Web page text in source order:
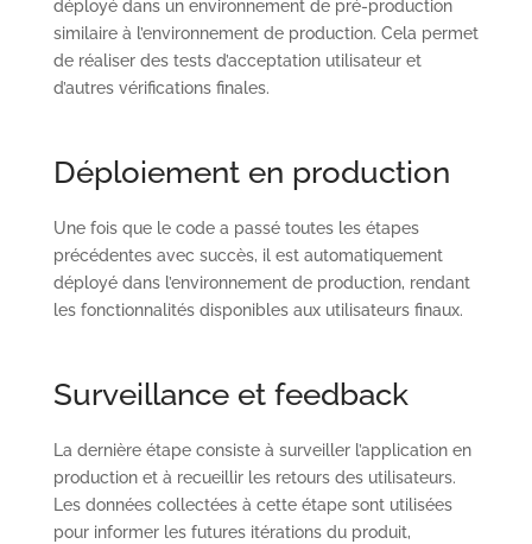
déployé dans un environnement de pré-production
similaire à l’environnement de production. Cela permet
de réaliser des tests d’acceptation utilisateur et
d’autres vérifications finales.
Déploiement en production
Une fois que le code a passé toutes les étapes
précédentes avec succès, il est automatiquement
déployé dans l’environnement de production, rendant
les fonctionnalités disponibles aux utilisateurs finaux.
Surveillance et feedback
La dernière étape consiste à surveiller l’application en
production et à recueillir les retours des utilisateurs.
Les données collectées à cette étape sont utilisées
pour informer les futures itérations du produit,